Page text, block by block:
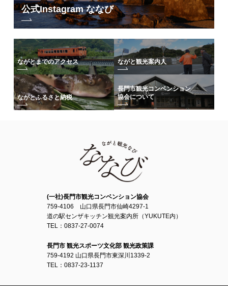
公式Instagram ななび
ながとまでのアクセス ながと観光案内人
ながとふるさと納税
長門市観光コンベンション
協会について
(一社)長門市観光コンベンション協会
759-4106 山口県長門市仙崎4297-1
道の駅センザキッチン観光案内所（YUKUTE内）
TEL：0837-27-0074
長門市 観光スポーツ文化部 観光政策課
759-4192 山口県長門市東深川1339-2
TEL：0837-23-1137